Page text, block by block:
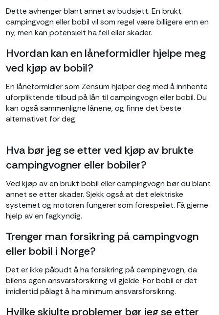
Dette avhenger blant annet av budsjett. En brukt
campingvogn eller bobil vil som regel være billigere enn en
ny, men kan potensielt ha feil eller skader.
Hvordan kan en låneformidler hjelpe meg
ved kjøp av bobil?
En låneformidler som Zensum hjelper deg med å innhente
uforpliktende tilbud på lån til campingvogn eller bobil. Du
kan også sammenligne lånene, og finne det beste
alternativet for deg.
Hva bør jeg se etter ved kjøp av brukte
campingvogner eller bobiler?
Ved kjøp av en brukt bobil eller campingvogn bør du blant
annet se etter skader. Sjekk også at det elektriske
systemet og motoren fungerer som forespeilet. Få gjerne
hjelp av en fagkyndig.
Trenger man forsikring på campingvogn
eller bobil i Norge?
Det er ikke påbudt å ha forsikring på campingvogn, da
bilens egen ansvarsforsikring vil gjelde. For bobil er det
imidlertid pålagt å ha minimum ansvarsforsikring.
Hvilke skjulte problemer bør jeg se etter